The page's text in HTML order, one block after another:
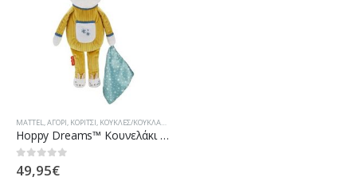
MATTEL ΑΓΌΡΙ ΚΟΡΊΤΣΙ ΚΟΎΚΛΕΣ/ΚΟΥΚΛΆΚΙΑ
Hoppy Dreams™ Κουνελάκι για Τον Ύπνο GMN58
0out of 5
49,95€